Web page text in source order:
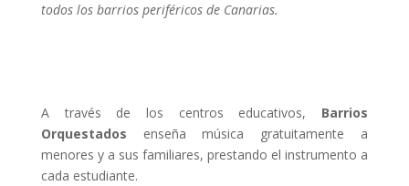
todos los barrios periféricos de Canarias.
A través de los centros educativos, Barrios
Orquestados enseña música gratuitamente a
menores y a sus familiares, prestando el instrumento a
cada estudiante.